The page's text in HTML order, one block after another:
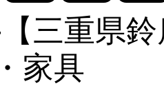
三重県
家具